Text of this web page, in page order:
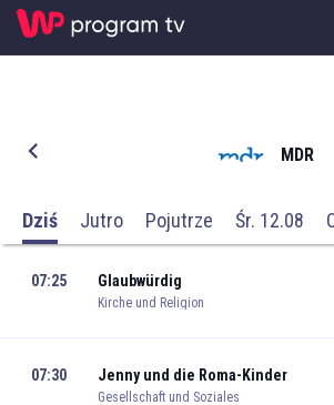
MDR
Dziś Jutro Pojutrze Śr. 12.08
07:25 Glaubwürdig
Kirche und Religion
07:30 Jenny und die Roma-Kinder
Gesellschaft und Soziales